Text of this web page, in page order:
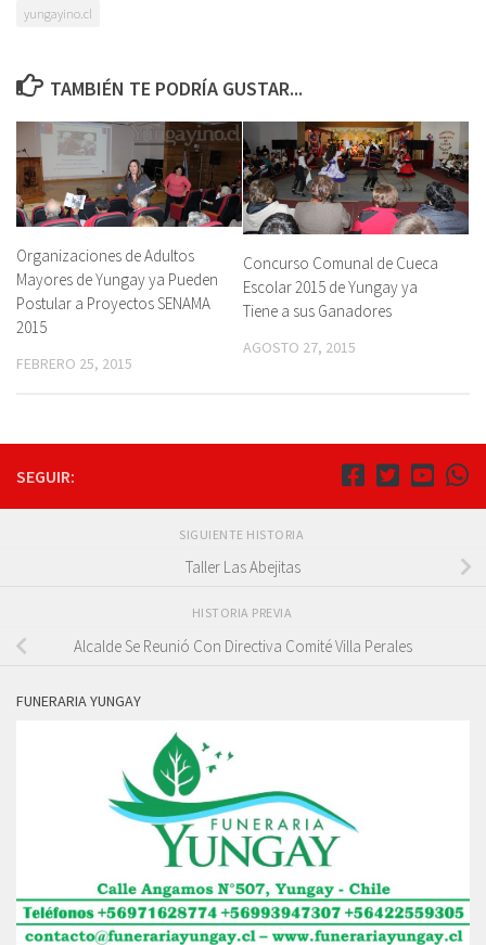
yungayino.cl
TAMBIÉN TE PODRÍA GUSTAR...
Organizaciones de Adultos
Mayores de Yungay ya Pueden
Postular a Proyectos SENAMA
2015
FEBRERO 25, 2015
Concurso Comunal de Cueca
Escolar 2015 de Yungay ya
Tiene a sus Ganadores
AGOSTO 27, 2015
SEGUIR:
SIGUIENTE HISTORIA
Taller Las Abejitas
HISTORIA PREVIA
Alcalde Se Reunió Con Directiva Comité Villa Perales
FUNERARIA YUNGAY